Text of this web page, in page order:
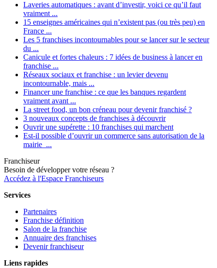
Laveries automatiques : avant d’investir, voici ce qu’il faut
vraiment ...
15 enseignes américaines qui n’existent pas (ou très peu) en
France ...
Les 5 franchises incontournables pour se lancer sur le secteur
du ...
Canicule et fortes chaleurs : 7 idées de business à lancer en
franchise ...
Réseaux sociaux et franchise : un levier devenu
incontournable, mais ...
Financer une franchise : ce que les banques regardent
vraiment avant ...
La street food, un bon créneau pour devenir franchisé ?
3 nouveaux concepts de franchises à découvrir
Ouvrir une supérette : 10 franchises qui marchent
Est-il possible d’ouvrir un commerce sans autorisation de la
mairie ...
Franchiseur
Besoin de développer votre réseau ?
Accédez à l'Espace Franchiseurs
Services
Partenaires
Franchise définition
Salon de la franchise
Annuaire des franchises
Devenir franchiseur
Liens rapides